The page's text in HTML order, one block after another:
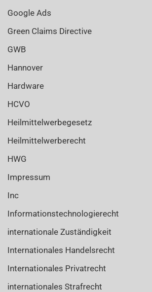
Google Ads
Green Claims Directive
GWB
Hannover
Hardware
HCVO
Heilmittelwerbegesetz
Heilmittelwerberecht
HWG
Impressum
Inc
Informationstechnologierecht
internationale Zuständigkeit
Internationales Handelsrecht
Internationales Privatrecht
internationales Strafrecht